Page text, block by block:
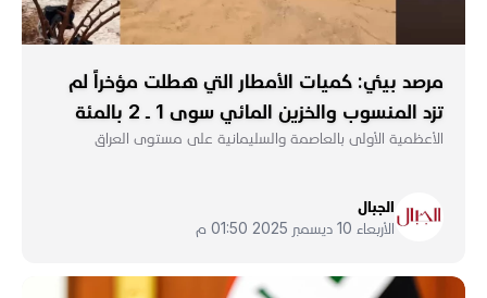
مرصد بيئي: كميات الأمطار التي هطلت مؤخراً لم
تزد المنسوب والخزين المائي سوى 1 ـ 2 بالمئة
الأعظمية الأولى بالعاصمة والسليمانية على مستوى العراق
الجبال
الأربعاء 10 ديسمبر 2025 01:50 م